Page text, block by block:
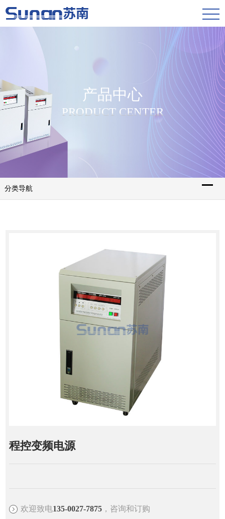
产品中心
PRODUCT CENTER
分类导航
程控变频电源
欢迎致电135-0027-7875，咨询和订购